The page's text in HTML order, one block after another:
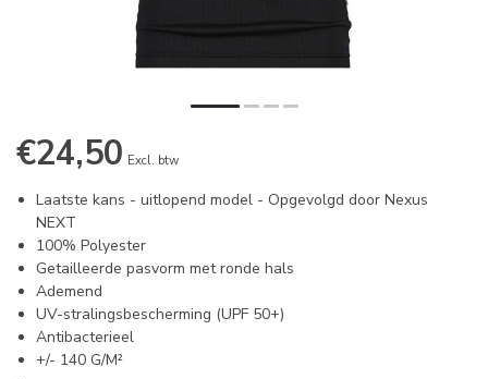
€24,50 Excl. btw
Laatste kans - uitlopend model - Opgevolgd door Nexus
NEXT
100% Polyester
Getailleerde pasvorm met ronde hals
Ademend
UV-stralingsbescherming (UPF 50+)
Antibacterieel
+/- 140 G/M²